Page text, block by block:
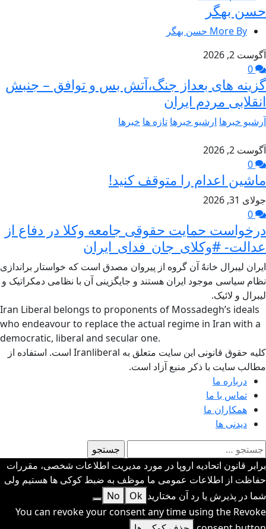
حسن بهگر
More By حسن بهگر
آگوست 2, 2026
گزینه های بعداز جنگ،آتش بس و توافق – جنبش
انقلابی مردم ایران
آرشیو خبرها ارشیو خبرها تازه ها خبرها
آگوست 2, 2026
ماشین اعدام را متوقف کنید!
جولای 31, 2026
درخواست حمایت حقوقی جامعه وکلا در دفاع از
عدالت- #وکلای_جان_فدای_ایران
ایران لیبرال خانهٌ آن گروه از پیروان مصدق است که خواستار براندازی
نظام سیاسی موجود ایران هستند و جایگزینی آن با نظامی دمکراتیک و
لیبرال و لائیک.
Iran Liberal belongs to proponents of Mossadegh’s ideals
who endeavour to replace the actual regime in Iran with a
democratic, liberal and secular one.
کلیه حقوق قانونی این سایت متعلق به Iranliberal است. استفاده از
مطالب سایت با ذکر منبع آزاد است.
درباره ما
تماس با ما
همکاران ما
دیدنی ها
جستجو
برای:
برابر قانون اتحادیه اروپا در مورد مدیریت اطلاعات شخصی، مقررات
حفاظت از اطلاعات عمومی ما موظف به ضبط کوکی ها هستیم ولی
شما در پذیرش یا رد آن مختارید Ok
No
You can revoke your consent any time using the Revoke